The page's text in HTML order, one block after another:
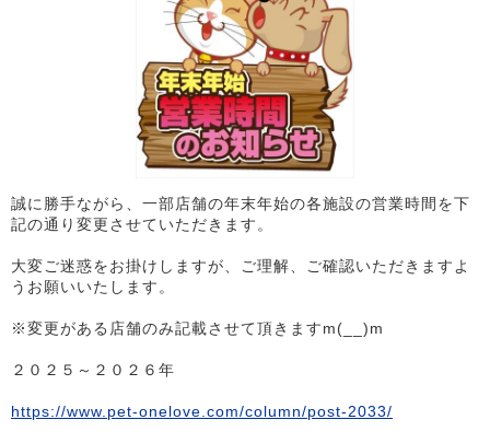
誠に勝手ながら、一部店舗の年末年始の各施設の営業時間を下
記の通り変更させていただきます。
大変ご迷惑をお掛けしますが、ご理解、ご確認いただきますよ
うお願いいたします。
※変更がある店舗のみ記載させて頂きますm(__)m
２０２５～２０２６年
https://www.pet-onelove.com/column/post-2033/